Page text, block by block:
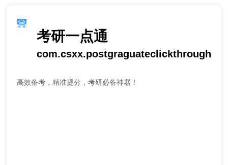
考研一点通
com.csxx.postgraguateclickthrough
高效备考，精准提分，考研必备神器！